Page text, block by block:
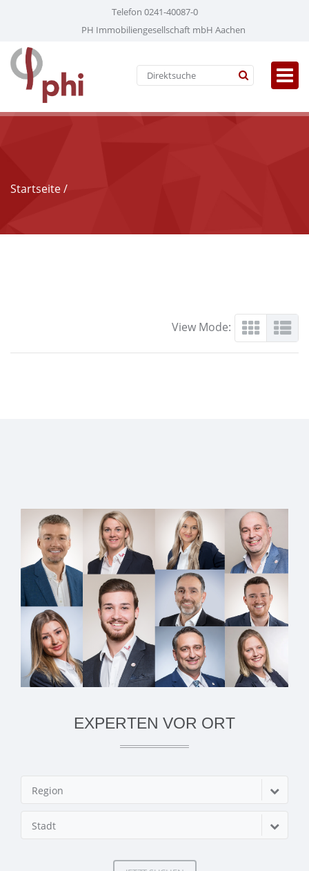
Telefon 0241-40087-0
PH Immobiliengesellschaft mbH Aachen
Startseite/
View Mode:
EXPERTEN VOR ORT
Region
Stadt